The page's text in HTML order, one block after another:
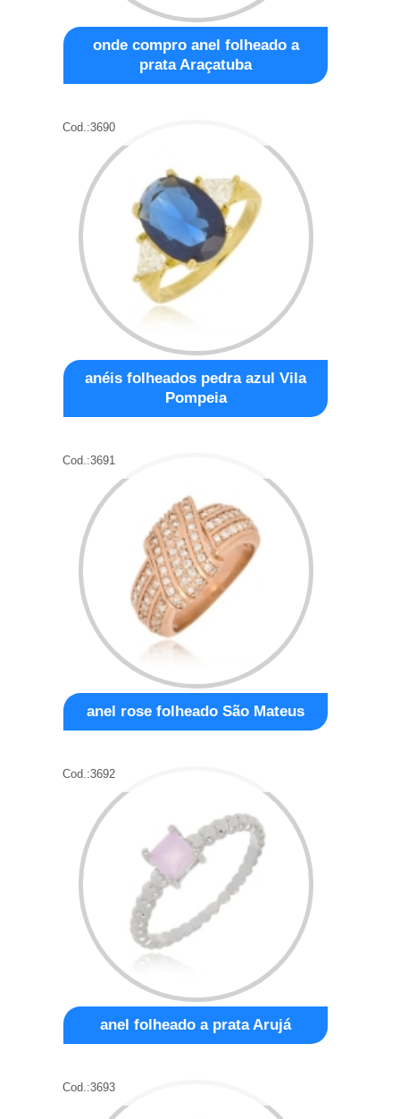
onde compro anel folheado a
prata Araçatuba
Cod.:3690
anéis folheados pedra azul Vila
Pompeia
Cod.:3691
anel rose folheado São Mateus
Cod.:3692
anel folheado a prata Arujá
Cod.:3693